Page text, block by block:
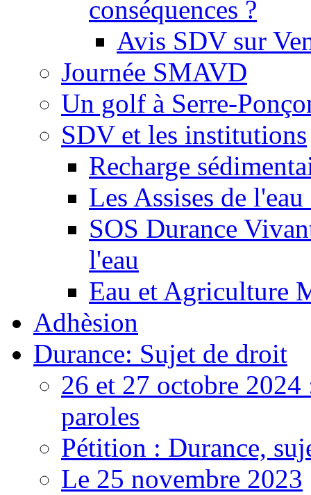
conséquences ?
Avis SDV sur
Journée SMAVD
Un golf à Serre-
SDV et les institutions
Recharge
Les Assises de
SOS Durance
l'eau
Eau et Agriculture
Adhèsion
Durance: Sujet de droit
26 et 27 octobre 2024
paroles
Pétition : Durance,
Le 25 novembre 2023